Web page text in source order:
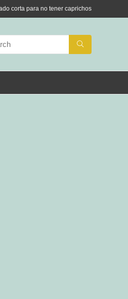
corta para no tener caprichos